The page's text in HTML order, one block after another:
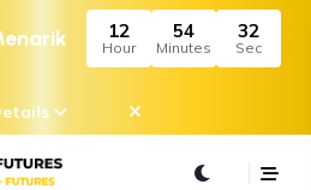
12
Hour
54
Minutes
32
Sec